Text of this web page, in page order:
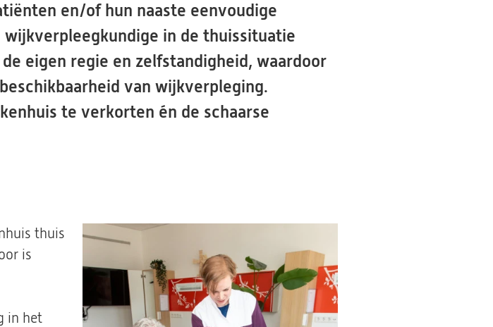
en/of hun naaste eenvoudige
wijkverpleegkundige in de thuissituatie
eigen regie en zelfstandigheid, waardoor
van wijkverpleging.
te verkorten én de schaarse
thuis
is
in het